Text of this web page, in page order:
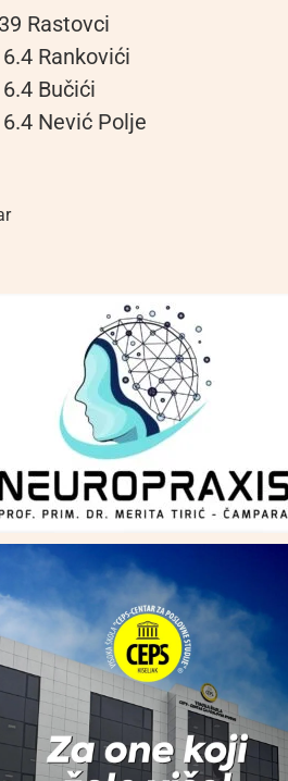
Rastovci
Rankovići
Bučići
Nević Polje